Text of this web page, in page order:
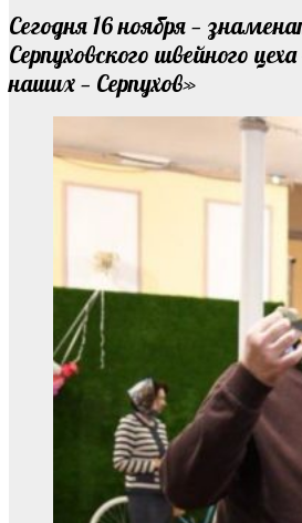
Сегодня 16 ноября —
Серпуховского швейного
наших — Серпухов»